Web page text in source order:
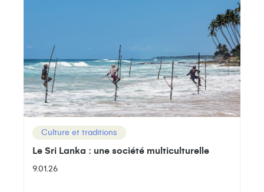
Culture et traditions
Le Sri Lanka : une société multiculturelle
9.01.26